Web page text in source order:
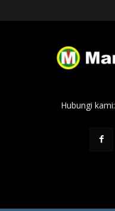
Hubungi kami: